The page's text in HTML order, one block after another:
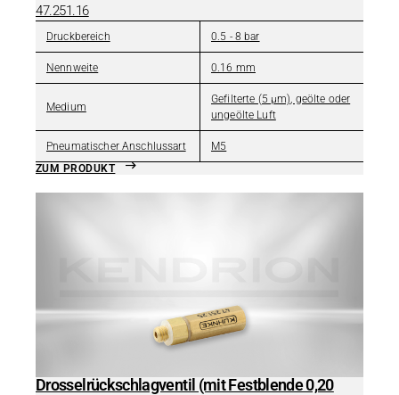
47.251.16
Druckbereich 0.5 - 8 bar
Nennweite 0.16 mm
Medium
Gefilterte (5 µm), geölte oder
ungeölte Luft
Pneumatischer Anschlussart
M5
ZUM PRODUKT
Drosselrückschlagventil (mit Festblende 0,20